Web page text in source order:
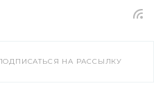
НА РАССЫЛКУ